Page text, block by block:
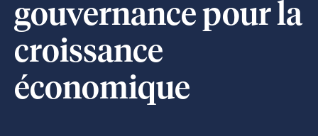
gouvernance pour la
croissance
économique